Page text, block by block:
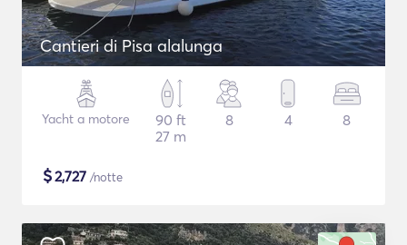
Cantieri di Pisa alalunga
Yacht a motore
90 ft
27 m
8 4 8
$2,727 /notte